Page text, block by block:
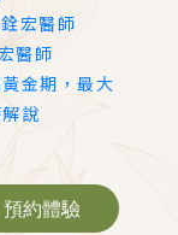
宏醫師
醫師
金期，最大
說
預約體驗